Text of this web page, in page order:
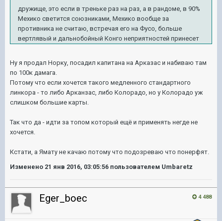
дружище, это если в треньке раз на раз, а в рандоме, в 90%
Мехико светится союзниками, Мехико вообще за
противника не считаю, встречая его на Фусо, больше
вертлявый и дальнобойный Конго неприятностей принесет
Ну я продал Норку, посадил капитана на Арказас и набиваю там
по 100к дамага.
Потому что если хочется такого медленного стандартного
линкора - то либо Арканзас, либо Колорадо, но у Колорадо уж
слишком большие карты.
Так что да - идти за топом который ещё и применять негде не
хочется.
Кстати, а Ямату не качаю потому что подозреваю что понерфят.
Изменено 21 янв 2016, 03:05:56 пользователем Umbaretz
4 488
Eger_boec